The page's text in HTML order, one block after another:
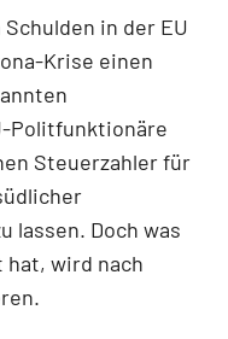
in der EU
Krise einen
Politfunktionäre
Steuerzahler für
lassen. Doch was
wird nach